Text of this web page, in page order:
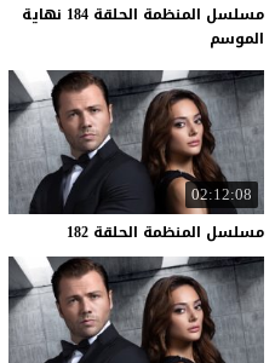
مسلسل المنظمة الحلقة 184 نهاية
الموسم
02:12:08
مسلسل المنظمة الحلقة 182